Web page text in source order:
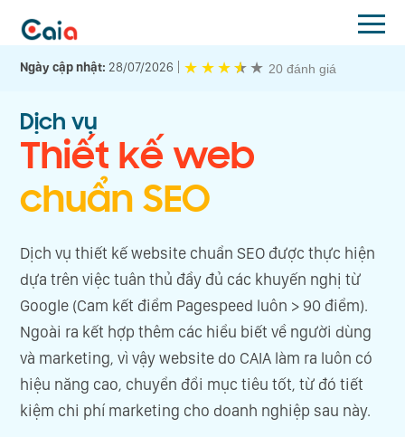
Ngày cập nhật: 28/07/2026 ★ ★★★★
★ 20 đánh giá
Dịch vụ
Thiết kế web
chuẩn SEO
Dịch vụ thiết kế website chuẩn SEO được thực hiện
dựa trên việc tuân thủ đầy đủ các khuyến nghị từ
Google (Cam kết điểm Pagespeed luôn > 90 điểm).
Ngoài ra kết hợp thêm các hiểu biết về người dùng
và marketing, vì vậy website do CAIA làm ra luôn có
hiệu năng cao, chuyển đổi mục tiêu tốt, từ đó tiết
kiệm chi phí marketing cho doanh nghiệp sau này.